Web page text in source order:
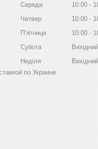
Середа
10:00
Четвер
10:00
Пʼятниця
10:00
Субота
Вихідний
Неділя
Вихідний
по Украине